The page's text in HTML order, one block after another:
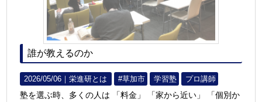
誰が教えるのか
2026/05/06｜栄進研とは #草加市 学習塾 プロ講師
塾を選ぶ時、多くの人は 「料金」 「家から近い」 「個別か